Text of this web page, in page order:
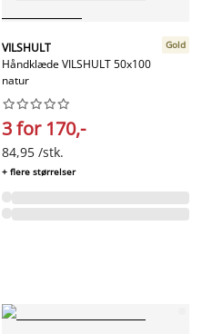
VILSHULT
Håndklæde VILSHULT 50x100
natur
Gold






3 for 170,-
84,95 /stk.
+ flere størrelser